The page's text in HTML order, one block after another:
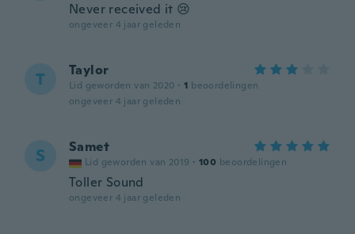
Never received it 😢
ongeveer 4 jaar geleden
T Taylor
Lid geworden van 2020 · 1 beoordelingen
ongeveer 4 jaar geleden
S Samet
Lid geworden van 2019 · 100 beoordelingen
Toller Sound
ongeveer 4 jaar geleden